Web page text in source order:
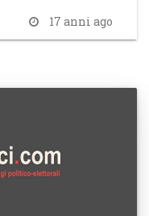
17 anni ago